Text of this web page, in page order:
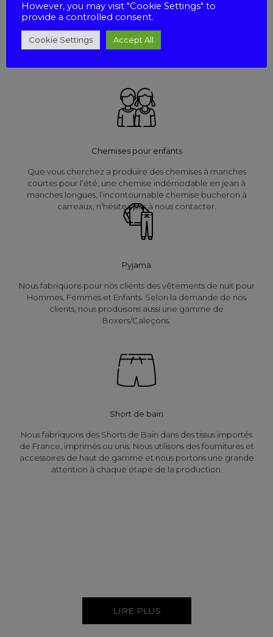
Nous réalisons des chemisiers dans des formes classiques ou
Voile de coton, la Viscose, le Polyester, le Lin Imprimé et le
Coton Imprimé.
Chemises pour enfants
Que vous cherchez a produire des chemises à manches
courtes pour l’été, une chemise indémodable en jean à
manches longues, l’incontournable chemise bucheron à
carreaux, n’hésitez pas à nous contacter.
Pyjama
Nous fabriquons pour nos clients des vêtements de nuit pour
Hommes, Femmes et Enfants. Selon la demande de nos
clients, nous produisons aussi une gamme de
Boxers/Caleçons.
Short de bain
Nous fabriquons des Shorts de Bain dans des tissus importés
de France, imprimés ou unis. Nous utilisons des fournitures et
accessoires de haut de gamme et nous portons une grande
attention à chaque étape de la production.
LIRE PLUS
However, you may visit "Cookie Settings" to
provide a controlled consent.
Cookie Settings Accept All